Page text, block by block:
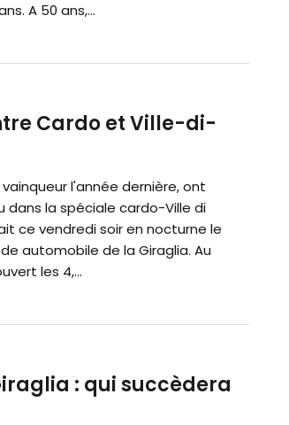
A 50 ans,...
Cardo et Ville-di-
l'année dernière, ont
dans la spéciale cardo-Ville di
ce vendredi soir en nocturne le
automobile de la Giraglia. Au
les 4,...
: qui succèdera